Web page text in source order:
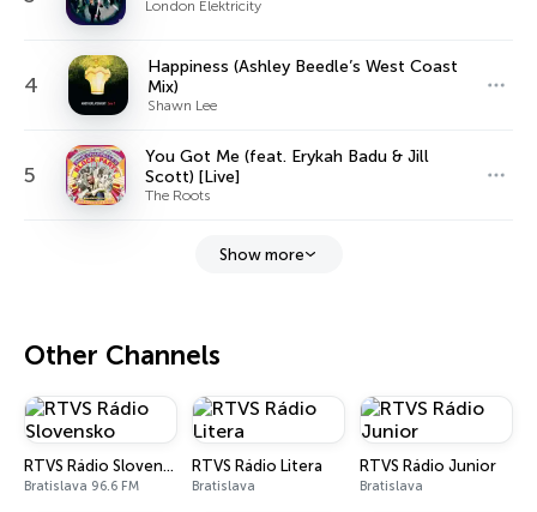
London Elektricity
4
Happiness (Ashley Beedle’s West Coast
Mix)
Shawn Lee
5
You Got Me (feat. Erykah Badu & Jill
Scott) [Live]
The Roots
Show more
Other Channels
RTVS Rádio Slovensko
Bratislava 96.6 FM
RTVS Rádio Litera
Bratislava
RTVS Rádio Junior
Bratislava